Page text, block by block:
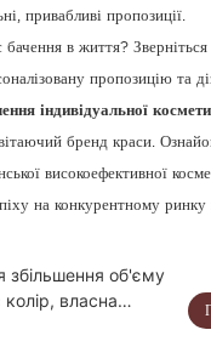
привабливі пропозиції.
бачення в життя?
пропозицію та
індивідуальної
бренд краси.
високоефективної
на конкурентному ринку
збільшення об'єму
власна